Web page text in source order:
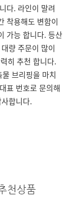
다. 라인이 말려
착용해도 변함이
가능 합니다. 등산
량 주문이 많이
히 추천 합니다.
브리핑을 마치
표 번호로 문의해
합니다.